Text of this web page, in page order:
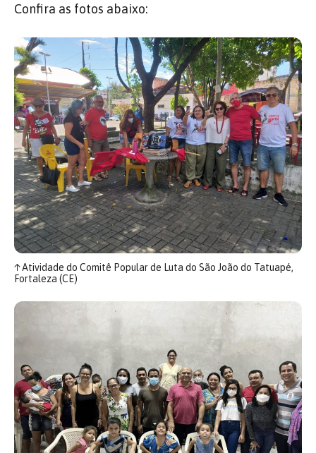
Confira as fotos abaixo:
↑Atividade do Comitê Popular de Luta do São João do Tatuapé,
Fortaleza (CE)